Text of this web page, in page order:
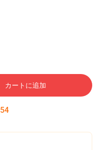
カートに追加
54